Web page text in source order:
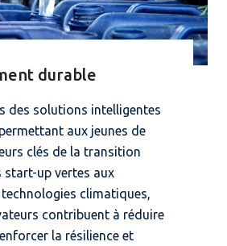
durable
des solutions intelligentes
aux jeunes de
clés de la transition
start-up vertes aux
climatiques,
contribuent à réduire
la résilience et